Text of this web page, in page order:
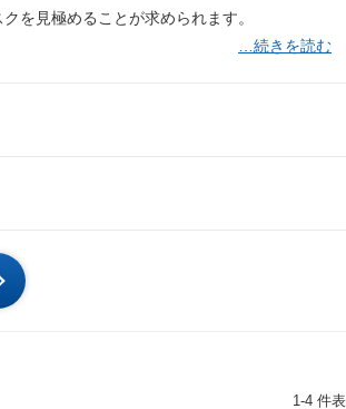
を見極めることが求められます。
…続きを読む
1-4 件